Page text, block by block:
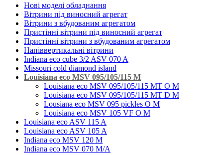
Нові моделі обладнання
Вітрини під виносний агрегат
Вітрини з вбудованим агрегатом
Пристінні вітрини під виносний агрегат
Пристінні вітрини з вбудованим агрегатом
Напіввертикальні вітрини
Indiana eco cube 3/2 ASV 070 A
Missouri cold diamond island
Louisiana eco MSV 095/105/115 M
Louisiana eco MSV 095/105/115 MT O M
Louisiana eco MSV 095/105/115 MT D M
Lousiana eco MSV 095 pickles O M
Louisiana eco MSV 105 VF O M
Louisiana eco ASV 115 A
Louisiana eco ASV 105 A
Indiana eco MSV 120 M
Indiana eco MSV 070 M/A